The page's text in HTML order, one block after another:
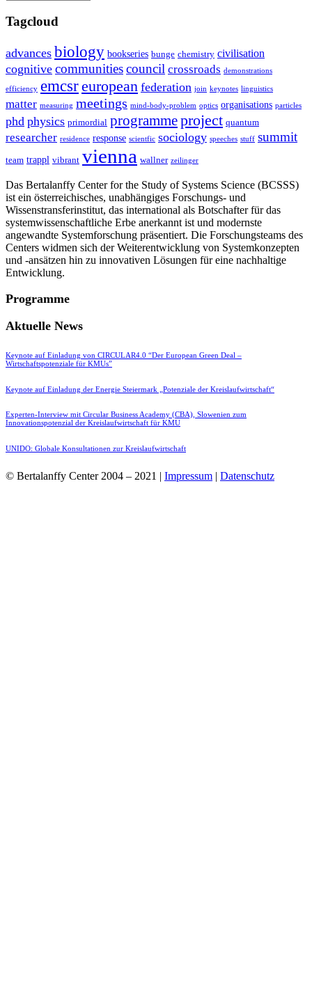
Tagcloud
advances biology bookseries bunge chemistry civilisation
cognitive communitiescouncil crossroads demonstrations
efficiency emcsreuropean federation join keynotes linguistics
matter measuring meetings mind-body-problem optics organisations particles
phd physics primordial programmeproject quantum
researcher residence response scientfic sociology speeches stuff summit
team trappl vibrant vienna wallner zeilinger
Das Bertalanffy Center for the Study of Systems Science (BCSSS)
ist ein österreichisches, unabhängiges Forschungs- und
Wissenstransferinstitut, das international als Botschafter für das
systemwissenschaftliche Erbe anerkannt ist und modernste
angewandte Systemforschung präsentiert. Die Forschungsteams des
Centers widmen sich der Weiterentwicklung von Systemkonzepten
und -ansätzen hin zu innovativen Lösungen für eine nachhaltige
Entwicklung.
Programme
Aktuelle News
Keynote auf Einladung von CIRCULAR4.0 “Der European Green Deal –
Wirtschaftspotenziale für KMUs”
Keynote auf Einladung der Energie Steiermark „Potenziale der Kreislaufwirtschaft“
Experten-Interview mit Circular Business Academy (CBA), Slowenien zum
Innovationspotenzial der Kreislaufwirtschaft für KMU
UNIDO: Globale Konsultationen zur Kreislaufwirtschaft
© Bertalanffy Center 2004 – 2021 | Impressum | Datenschutz